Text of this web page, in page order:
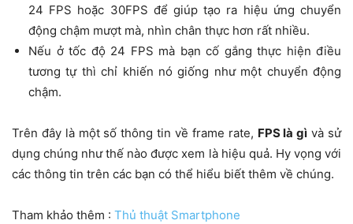
24 FPS hoặc 30FPS để giúp tạo ra hiệu ứng chuyển
động chậm mượt mà, nhìn chân thực hơn rất nhiều.
Nếu ở tốc độ 24 FPS mà bạn cố gắng thực hiện điều
tương tự thì chỉ khiến nó giống như một chuyển động
chậm.
Trên đây là một số thông tin về frame rate, FPS là gì và sử
dụng chúng như thế nào được xem là hiệu quả. Hy vọng với
các thông tin trên các bạn có thể hiểu biết thêm về chúng.
Tham khảo thêm : Thủ thuật Smartphone